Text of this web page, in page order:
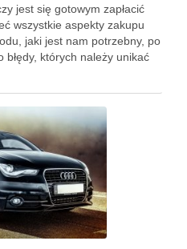
jest się gotowym zapłacić
wszystkie aspekty zakupu
jaki jest nam potrzebny, po
których należy unikać
1. Niewłaściwy model